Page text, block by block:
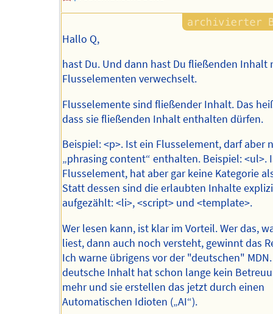
Hallo Q,
hast Du. Und dann hast Du fließenden Inhalt
Flusselementen verwechselt.
Flusselemente sind fließender Inhalt. Das
dass sie fließenden Inhalt enthalten dürfen.
Beispiel: <p>. Ist ein Flusselement, darf aber
„phrasing content“ enthalten. Beispiel: <ul>.
Flusselement, hat aber gar keine Kategorie
Statt dessen sind die erlaubten Inhalte
aufgezählt: <li>, <script> und <template>.
Wer lesen kann, ist klar im Vorteil. Wer das,
liest, dann auch noch versteht, gewinnt das
Ich warne übrigens vor der "deutschen"
deutsche Inhalt hat schon lange kein
mehr und sie erstellen das jetzt durch einen
Automatischen Idioten („AI“).